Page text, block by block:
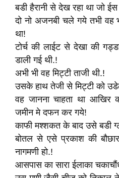
बडी हैरानी से देख रहा था जो
दो नो अजनबी चले गये तभी वह
था!
टोर्च की लाईट से देखा की
डाली गई थी.!
अभी भी वह मिट्टी ताजी थी.!
उसके हाथ तेजी से मिट्टी को
वह जानना चाहता था आखिर
जमीन मे दफन कर गये!
काफी मश्शकत के बाद उसे बडी
बोतल से एसे प्रकाश की
नागमणी हो.!
आसपास का सारा ईलाका